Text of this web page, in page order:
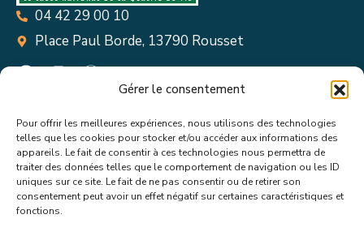
Gérer le consentement
Pour offrir les meilleures expériences, nous utilisons des technologies
telles que les cookies pour stocker et/ou accéder aux informations des
appareils. Le fait de consentir à ces technologies nous permettra de
traiter des données telles que le comportement de navigation ou les ID
uniques sur ce site. Le fait de ne pas consentir ou de retirer son
consentement peut avoir un effet négatif sur certaines caractéristiques et
fonctions.
04 42 29 00 10
Place Paul Borde, 13790 Rousset
Suivez toutes les informations &
actualités de votre ville !